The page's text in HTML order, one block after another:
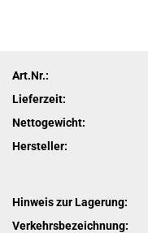
Art.Nr.:
Lieferzeit:
Nettogewicht:
Hersteller:
Hinweis zur Lagerung:
Verkehrsbezeichnung: